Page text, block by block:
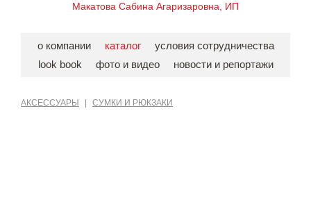
Макатова Сабина Агаризаровна, ИП
о компании каталог
условия сотрудничества
look book
фото и видео новости и репортажи
АКСЕССУАРЫ СУМКИ И РЮКЗАКИ